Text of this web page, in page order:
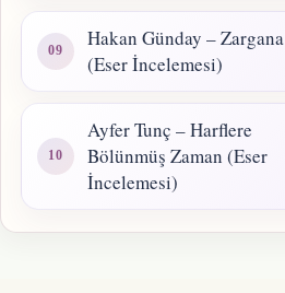
Hakan Günday – Zargana
(Eser İncelemesi)
Ayfer Tunç – Harflere
Bölünmüş Zaman (Eser
İncelemesi)